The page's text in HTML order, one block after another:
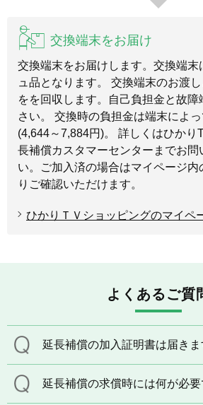
交換端末をお届け
交換端末をお届けします。交換端末
ュ品となります。 交換端末のお渡
をを回収します。自己負担金と故
さい。 交換時の負担金は端末によ
(4,644～7,884円)。 詳しくはひかり
長補償カスタマーセンターまでお問
い。ご加入済の場合はマイページ内
りご確認いただけます。
ひかりＴＶショッピングのマイペ
よくあるご質
延長補償の加入証明書は届きま
延長補償の求償時には何が必要